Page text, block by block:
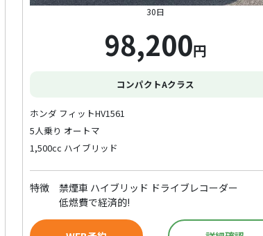
30日
98,200円
コンパクトAクラス
ホンダ フィットHV1561
5人乗り オートマ
1,500cc ハイブリッド
特徴
禁煙車 ハイブリッド ドライブレコーダー
低燃費で経済的!